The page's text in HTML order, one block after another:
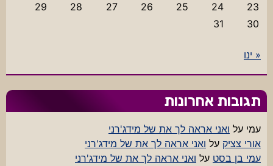
23
24
25
26
27
28
29
30
31
« ינו
תגובות אחרונות
עמי על ואני אראה לך את של מידג'רני
אורי צציק על ואני אראה לך את של מידג'רני
עמי בן בסט על ואני אראה לך את של מידג'רני